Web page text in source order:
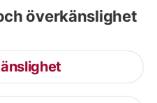
överkänslighet